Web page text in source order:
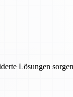
Lösungen